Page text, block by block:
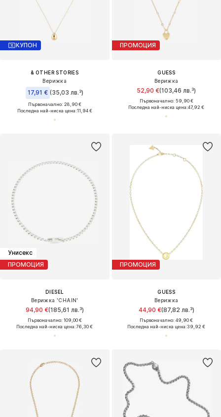
КУПОН
& OTHER STORIES
Верижка
17,91 € (35,03 лв.³)
Първоначално: 28,90 €
Последна най-ниска цена:11,94 €
ПРОМОЦИЯ
GUESS
Верижка
52,90 €(103,46 лв.³)
Първоначално: 59,90 €
Последна най-ниска цена:47,92 €
Унисекс
ПРОМОЦИЯ
DIESEL
Верижка 'CHAIN'
94,90 €(185,61 лв.³)
Първоначално: 109,00 €
Последна най-ниска цена:76,30 €
ПРОМОЦИЯ
GUESS
Верижка
44,90 €(87,82 лв.³)
Първоначално: 49,90 €
Последна най-ниска цена:39,92 €